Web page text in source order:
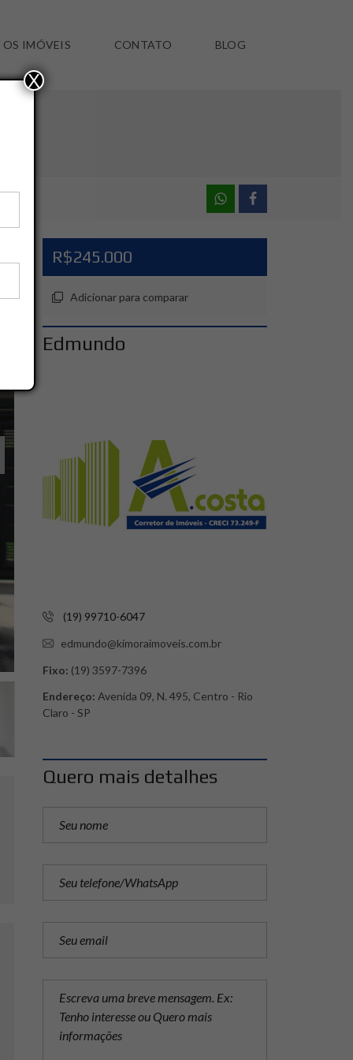
OS IMÓVEIS CONTATO BLOG
R$245.000
Adicionar para comparar
Edmundo
(19) 99710-6047
edmundo@kimoraimoveis.com.br
Fixo: (19) 3597-7396
Endereço: Avenida 09, N. 495, Centro - Rio
Claro - SP
Quero mais detalhes
X